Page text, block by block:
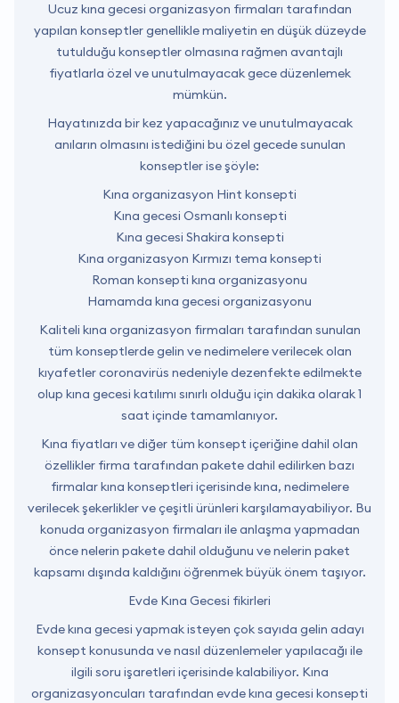
Ucuz kına gecesi organizasyon firmaları tarafından
yapılan konseptler genellikle maliyetin en düşük düzeyde
tutulduğu konseptler olmasına rağmen avantajlı
fiyatlarla özel ve unutulmayacak gece düzenlemek
mümkün.
Hayatınızda bir kez yapacağınız ve unutulmayacak
anıların olmasını istediğini bu özel gecede sunulan
konseptler ise şöyle:
Kına organizasyon Hint konsepti
Kına gecesi Osmanlı konsepti
Kına gecesi Shakira konsepti
Kına organizasyon Kırmızı tema konsepti
Roman konsepti kına organizasyonu
Hamamda kına gecesi organizasyonu
Kaliteli kına organizasyon firmaları tarafından sunulan
tüm konseptlerde gelin ve nedimelere verilecek olan
kıyafetler coronavirüs nedeniyle dezenfekte edilmekte
olup kına gecesi katılımı sınırlı olduğu için dakika olarak 1
saat içinde tamamlanıyor.
Kına fiyatları ve diğer tüm konsept içeriğine dahil olan
özellikler firma tarafından pakete dahil edilirken bazı
firmalar kına konseptleri içerisinde kına, nedimelere
verilecek şekerlikler ve çeşitli ürünleri karşılamayabiliyor. Bu
konuda organizasyon firmaları ile anlaşma yapmadan
önce nelerin pakete dahil olduğunu ve nelerin paket
kapsamı dışında kaldığını öğrenmek büyük önem taşıyor.
Evde Kına Gecesi fikirleri
Evde kına gecesi yapmak isteyen çok sayıda gelin adayı
konsept konusunda ve nasıl düzenlemeler yapılacağı ile
ilgili soru işaretleri içerisinde kalabiliyor. Kına
organizasyoncuları tarafından evde kına gecesi konsepti